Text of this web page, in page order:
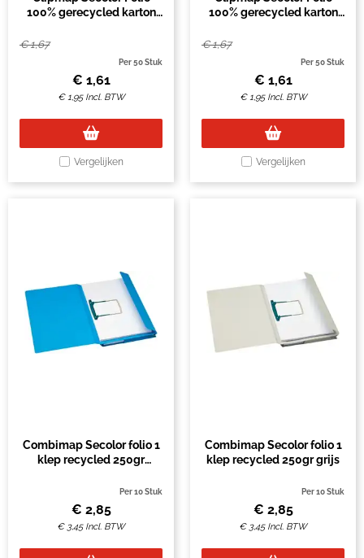
100% gerecycled karton
€1,67
Per 50 Stuk
€ 1,61
€1,95 Incl. BTW
Vergelijken
100% gerecycled karton
€1,67
Per 50 Stuk
€ 1,61
€1,95 Incl. BTW
Vergelijken
Combimap Secolor folio 1
klep recycled 250gr
Per 10 Stuk
€ 2,85
€ 3,45 Incl. BTW
Combimap Secolor folio 1
klep recycled 250gr grijs
Per 10 Stuk
€ 2,85
€ 3,45 Incl. BTW